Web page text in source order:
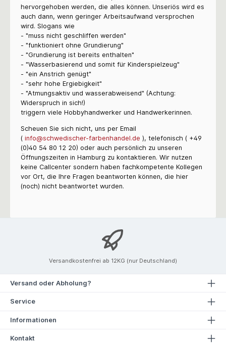
hervorgehoben werden, die alles können. Unseriös wird es
auch dann, wenn geringer Arbeitsaufwand versprochen
wird. Slogans wie
- "muss nicht geschliffen werden"
- "funktioniert ohne Grundierung"
- "Grundierung ist bereits enthalten"
- "Wasserbasierend und somit für Kinderspielzeug"
- "ein Anstrich genügt"
- "sehr hohe Ergiebigkeit"
- "Atmungsaktiv und wasserabweisend" (Achtung:
Widerspruch in sich!)
triggern viele Hobbyhandwerker und Handwerkerinnen.
Scheuen Sie sich nicht, uns per Email
( info@schwedischer-farbenhandel.de ), telefonisch ( +49
(0)40 54 80 12 20) oder auch persönlich zu unseren
Öffnungszeiten in Hamburg zu kontaktieren. Wir nutzen
keine Callcenter sondern haben fachkompetente Kollegen
vor Ort, die Ihre Fragen beantworten können, die hier
(noch) nicht beantwortet wurden.
Versandkostenfrei ab 12KG (nur Deutschland)
Versand oder Abholung?
Service
Informationen
Kontakt